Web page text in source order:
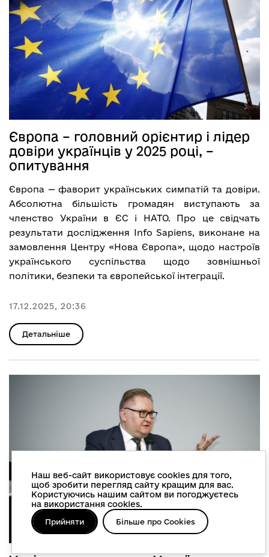
Європа – головний орієнтир і лідер
довіри українців у 2025 році, –
опитування
Європа — фаворит українських симпатій та довіри.
Абсолютна більшість громадян виступають за
членство України в ЄС і НАТО. Про це свідчать
результати дослідження Info Sapiens, виконане на
замовлення Центру «Нова Європа», щодо настроїв
українського суспільства щодо зовнішньої
політики, безпеки та європейської інтеграції.
17.12.2025, 20:36
Детальніше
Наш веб-сайт використовує cookies для того,
щоб зробити перегляд сайту кращим для вас.
Користуючись нашим сайтом ви погоджуєтесь
на використання cookies.
Прийняти Більше про Cookies